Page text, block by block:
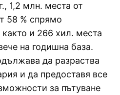
1,2 млн. места от
58 % спрямо
както и 266 хил. места
на годишна база.
да разраства
и да предоставя все
за пътуване